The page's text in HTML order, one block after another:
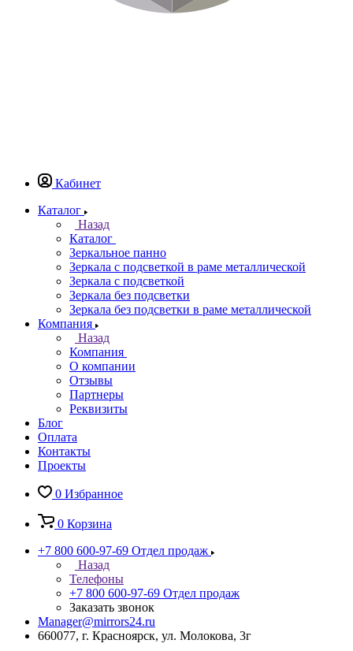
Кабинет
Каталог
Назад
Каталог
Зеркальное панно
Зеркала с подсветкой в раме металлической
Зеркала с подсветкой
Зеркала без подсветки
Зеркала без подсветки в раме металлической
Компания
Назад
Компания
О компании
Отзывы
Партнеры
Реквизиты
Блог
Оплата
Контакты
Проекты
0 Избранное
0 Корзина
+7 800 600-97-69 Отдел продаж
Назад
Телефоны
+7 800 600-97-69 Отдел продаж
Заказать звонок
Manager@mirrors24.ru
660077, г. Красноярск, ул. Молокова, 3г